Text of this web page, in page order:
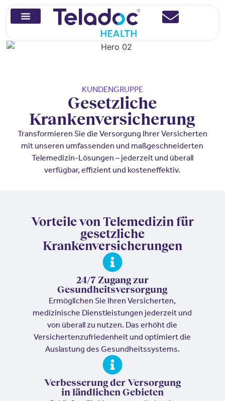
KUNDENGRUPPE
Gesetzliche
Krankenversicherung
Transformieren Sie die Versorgung Ihrer Versicherten
mit unseren umfassenden und maßgeschneiderten
Telemedizin-Lösungen – jederzeit und überall
verfügbar, effizient und kosteneffektiv.
Vorteile von Telemedizin für
gesetzliche
Krankenversicherungen
24/7 Zugang zur
Gesundheitsversorgung
Ermöglichen Sie Ihren Versicherten,
medizinische Dienstleistungen jederzeit und
von überall zu nutzen. Das erhöht die
Versichertenzufriedenheit und optimiert die
Auslastung des Gesundheitssystems.
Verbesserung der Versorgung
in ländlichen Gebieten